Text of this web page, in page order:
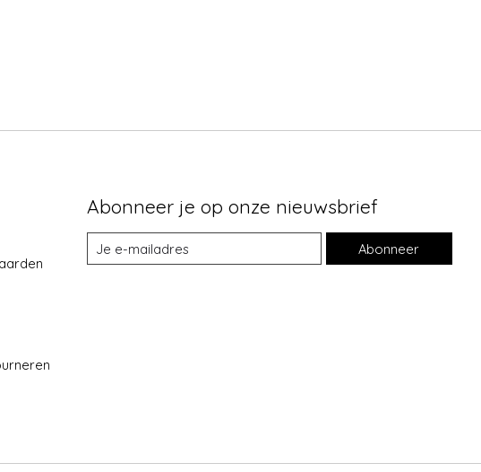
Abonneer je op onze nieuwsbrief
Abonneer